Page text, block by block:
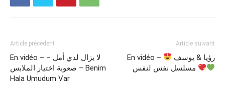
Article précédent
En vidéo – لا يزال لدي أمل –
صعوبة اختيار الملابس – Benim
Hala Umudum Var
Article suivant
En vidéo –